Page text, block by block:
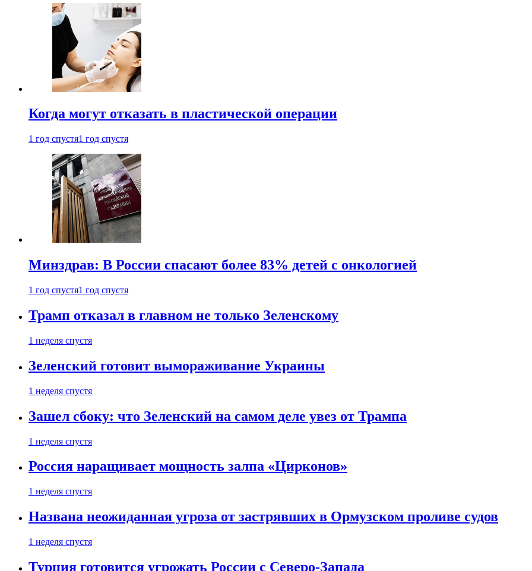
Когда могут отказать в пластической операции
1 год спустя1 год спустя
Минздрав: В России спасают более 83% детей с онкологией
1 год спустя1 год спустя
Трамп отказал в главном не только Зеленскому
1 неделя спустя
Зеленский готовит вымораживание Украины
1 неделя спустя
Зашел сбоку: что Зеленский на самом деле увез от Трампа
1 неделя спустя
Россия наращивает мощность залпа «Цирконов»
1 неделя спустя
Названа неожиданная угроза от застрявших в Ормузском проливе судов
1 неделя спустя
Турция готовится угрожать России с Северо-Запада